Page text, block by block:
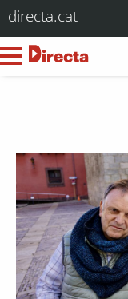
directa.cat